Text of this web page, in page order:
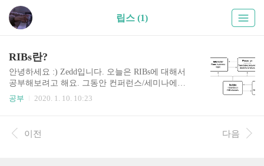
립스 (1)
RIBs란?
안녕하세요 :) Zedd입니다. 오늘은 RIBs에 대해서
공부해보려고 해요. 그동안 컨퍼런스/세미나에서..
많이 들었었는데, 특히 민소네님에게! 본격적인 공
해요. 글 읽으시다가 틀린부분이 발견된다면 댓글
로 알려주시면 감사하겠습니다. RIBs RIBs는 Uber
공부 2020. 1. 10. 10:23
이전 다음